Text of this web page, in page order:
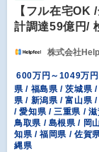
【フル在宅OK
計調達59億円/
株式会社
600万円～1049万円
県 / 福島県 / 茨城県
県 / 新潟県 / 富山県
/ 愛知県 / 三重県 /
鳥取県 / 島根県 / 岡
知県 / 福岡県 / 佐賀
縄県